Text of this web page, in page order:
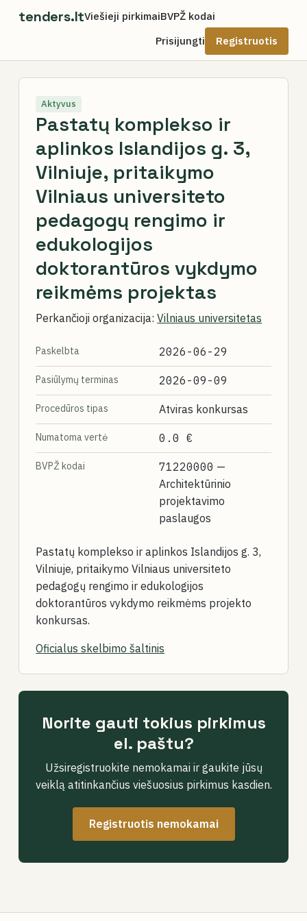
tenders.ltViešieji pirkimaiBVPŽ kodai
Prisijungti
Registruotis
Aktyvus
Pastatų komplekso ir
aplinkos Islandijos g. 3,
Vilniuje, pritaikymo
Vilniaus universiteto
pedagogų rengimo ir
edukologijos
doktorantūros vykdymo
reikmėms projektas
Perkančioji organizacija:Vilniaus universitetas
Paskelbta 2026-06-29
Pasiūlymų terminas 2026-09-09
Procedūros tipas Atviras konkursas
Numatoma vertė 0.0 €
BVPŽ kodai 71220000 —
Architektūrinio
projektavimo
paslaugos
Pastatų komplekso ir aplinkos Islandijos g. 3,
Vilniuje, pritaikymo Vilniaus universiteto
pedagogų rengimo ir edukologijos
doktorantūros vykdymo reikmėms projekto
konkursas.
Oficialus skelbimo šaltinis
Norite gauti tokius pirkimus
el. paštu?
Užsiregistruokite nemokamai ir gaukite jūsų
veiklą atitinkančius viešuosius pirkimus kasdien.
Registruotis nemokamai